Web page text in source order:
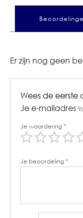
Er zijn nog geen
Wees de eerste
Je e-mailadres
Je waardering*
Je beoordeling*